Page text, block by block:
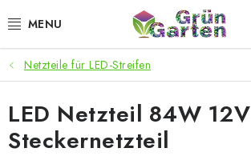
Inhalt
ANGEBOTE
LED PFLANZENLAMPEN
ANBAUBEDARF FÜR DEN HEIMANBAU
Netzteile für LED-Streifen
LED Netzteil 84W 12V
Steckernetzteil